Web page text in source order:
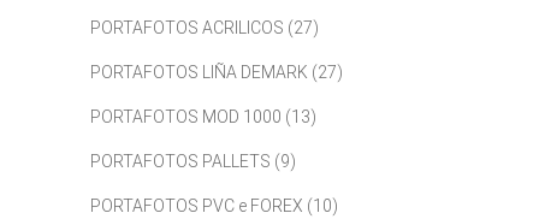
PORTAFOTOS ACRILICOS (27)
PORTAFOTOS LIÑA DEMARK (27)
PORTAFOTOS MOD 1000 (13)
PORTAFOTOS PALLETS (9)
PORTAFOTOS PVC e FOREX (10)